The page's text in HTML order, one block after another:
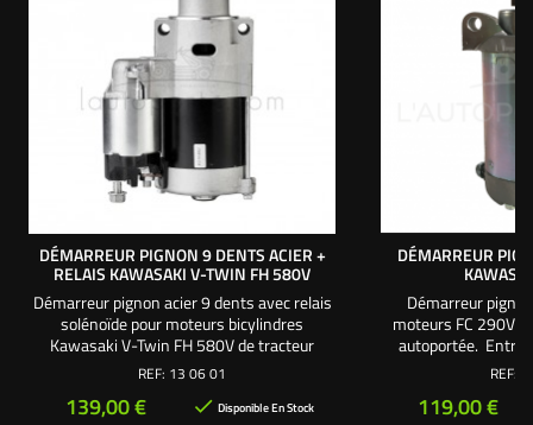
DÉMARREUR PIGNON 9 DENTS ACIER +
RELAIS KAWASAKI V-TWIN FH 580V
Démarreur pignon acier 9 dents avec relais
solénoïde pour moteurs bicylindres
Kawasaki V-Twin FH 580V de tracteur
tondeuse autoportée. Entraxe fixations : 68
mm Hauteur du fût (partie noire) : 60 mm
Hauteur corps : 150 mm Hauteur totale :
REF: 13 06 01
Prix
139,00 €  Disponible En Stock
DÉMARREUR
Démarreur
moteurs FC 290V
autoportée.
Hauteur du fût
80 mm
REF:
Prix
119,00 €